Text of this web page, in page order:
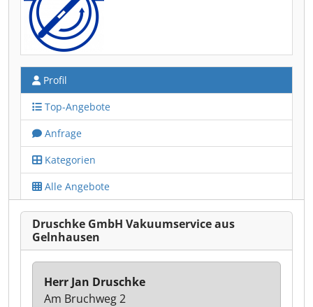
Profil
Top-Angebote
Anfrage
Kategorien
Alle Angebote
Druschke GmbH Vakuumservice aus
Gelnhausen
Herr Jan Druschke
Am Bruchweg 2